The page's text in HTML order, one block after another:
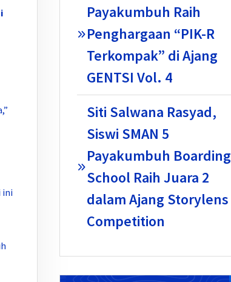
ini
Payakumbuh Raih
Penghargaan “PIK-R
Terkompak” di Ajang
GENTSI Vol. 4
Siti Salwana Rasyad,
Siswi SMAN 5
Payakumbuh Boarding
School Raih Juara 2
dalam Ajang Storylens
Competition